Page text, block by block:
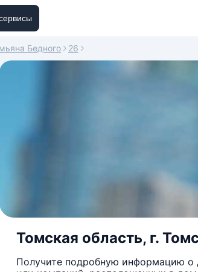
Бедного 26
Томская область, г.
Получите подробную информацию о